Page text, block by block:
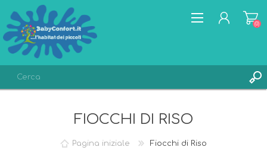
(0)
FIOCCHI DI RISO
Pagina iniziale Fiocchi di Riso